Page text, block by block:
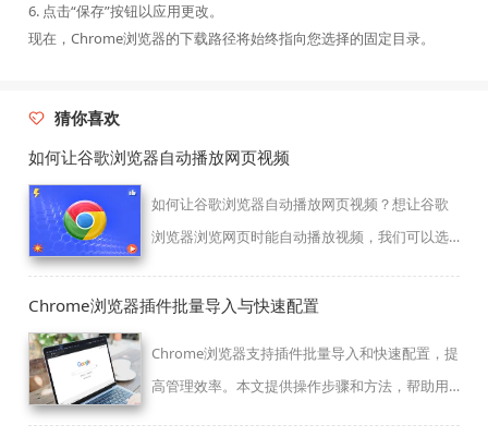
6. 点击“保存”按钮以应用更改。
现在，Chrome浏览器的下载路径将始终指向您选择的固定目录。
猜你喜欢
如何让谷歌浏览器自动播放网页视频
如何让谷歌浏览器自动播放网页视频？想让谷歌
浏览器浏览网页时能自动播放视频，我们可以选
Chrome浏览器插件批量导入与快速配置
Chrome浏览器支持插件批量导入和快速配置，提
高管理效率。本文提供操作步骤和方法，帮助用